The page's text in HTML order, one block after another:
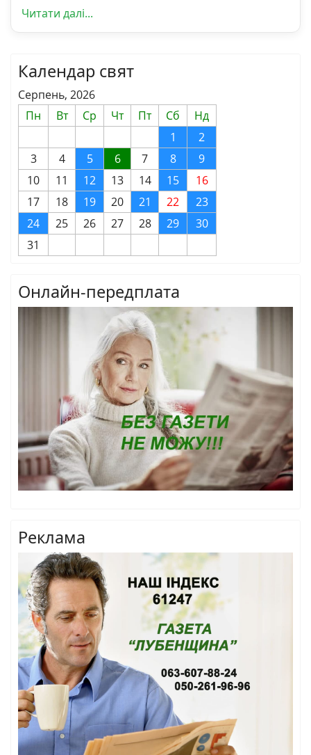
Читати далі...
Календар свят
Серпень, 2026
Пн
Вт Ср Чт Пт Сб
Нд
1
2
3
4 5 6 7 8
9
10
11 12 13 14 15
16
17
18 19 20 21 22
23
24
25 26 27 28 29
30
31
Онлайн-передплата
Реклама